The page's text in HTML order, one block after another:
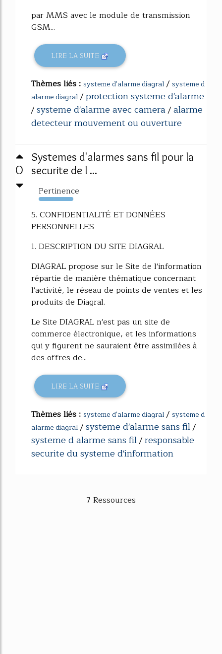
par MMS avec le module de transmission
GSM...
LIRE LA SUITE
Thèmes liés : systeme d'alarme diagral/ systeme d
alarme diagral/protection systeme d'alarme
/systeme d'alarme avec camera/alarme
detecteur mouvement ou ouverture
0
Systemes d'alarmes sans fil pour la
securite de l ...
Pertinence
143%
5. CONFIDENTIALITÉ ET DONNÉES
PERSONNELLES
1. DESCRIPTION DU SITE DIAGRAL
DIAGRAL propose sur le Site de l'information
répartie de manière thématique concernant
l'activité, le réseau de points de ventes et les
produits de Diagral.
Le Site DIAGRAL n'est pas un site de
commerce électronique, et les informations
qui y figurent ne sauraient être assimilées à
des offres de...
LIRE LA SUITE
Thèmes liés : systeme d'alarme diagral/ systeme d
alarme diagral/systeme d'alarme sans fil/
systeme d alarme sans fil/responsable
securite du systeme d'information
7 Ressources